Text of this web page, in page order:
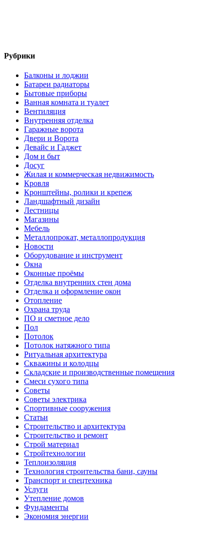
Рубрики
Балконы и лоджии
Батареи радиаторы‎
Бытовые приборы
Ванная комната и туалет
Вентиляция
Внутренняя отделка
Гаражные ворота
Двери и Ворота
Девайс и Гаджет
Дом и быт
Досуг
Жилая и коммерческая недвижимость
Кровля
Кронштейны, ролики и крепеж
Ландшафтный дизайн
Лестницы
Магазины
Мебель
Металлопрокат, металлопродукция
Новости
Оборудование и инструмент
Окна
Оконные проёмы
Отделка внутренних стен дома
Отделка и оформление окон
Отопление
Охрана труда
ПО и сметное дело
Пол
Потолок
Потолок натяжного типа
Ритуальная архитектура
Скважины и колодцы
Складские и производственные помещения
Смеси сухого типа
Советы
Советы электрика
Спортивные сооружения
Статьи
Строительство и архитектура
Строительство и ремонт
Строй материал
Стройтехнологии
Теплоизоляция
Технология строительства бани, сауны
Транспорт и спецтехника
Услуги
Утепление домов
Фундаменты
Экономия энергии